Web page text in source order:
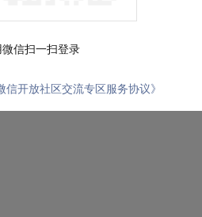
信扫一扫登录
信开放社区交流专区服务协议》